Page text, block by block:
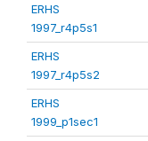
ERHS
1997_r4p5s1
ERHS
1997_r4p5s2
ERHS
1999_p1sec1